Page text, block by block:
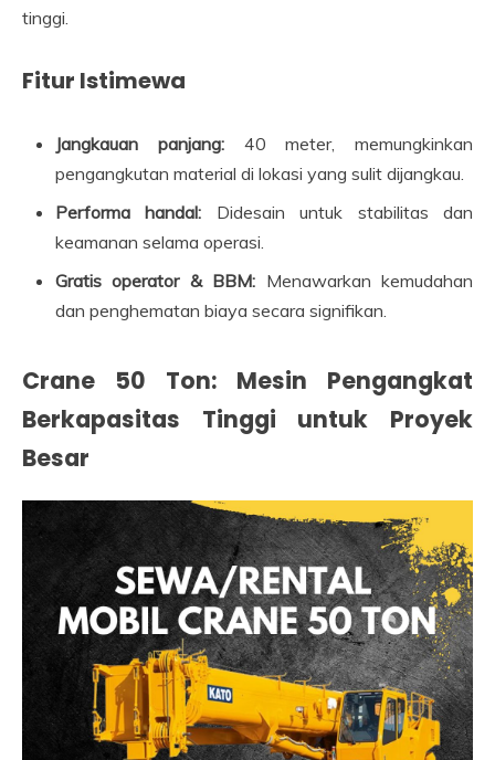
tinggi.
Fitur Istimewa
Jangkauan panjang:40 meter, memungkinkan
pengangkutan material di lokasi yang sulit dijangkau.
Performa handal: Didesain untuk stabilitas dan
keamanan selama operasi.
Gratis operator & BBM: Menawarkan kemudahan
dan penghematan biaya secara signifikan.
Crane 50 Ton: Mesin Pengangkat
Berkapasitas Tinggi untuk Proyek
Besar